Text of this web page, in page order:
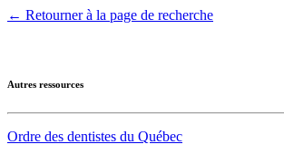
← Retourner à la page de recherche
Autres ressources
Ordre des dentistes du Québec